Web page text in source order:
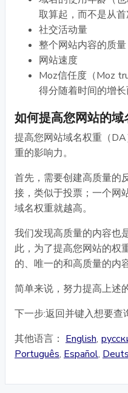
取算起，而不是从首
社交活动量
整个网站内容的质量
网站速度
Moz信任度（Moz
得分随着时间的增长
如何提高您网站的域
提高您网站域名权重（
重的影响力。
首先，需要创建高质量的
接，类似于投票；一个网
域名权重就越高。
我们发现高质量的内容也
此，为了提高您网站的权
的、唯一的和高质量的内容
简单来说，努力提高上述
下一步:返回并键入想要查
其他语言： English,
Português, Español,